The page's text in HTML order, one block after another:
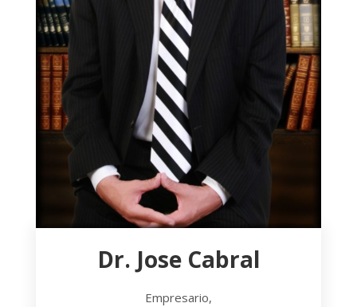
Dr. Jose Cabral
Empresario,